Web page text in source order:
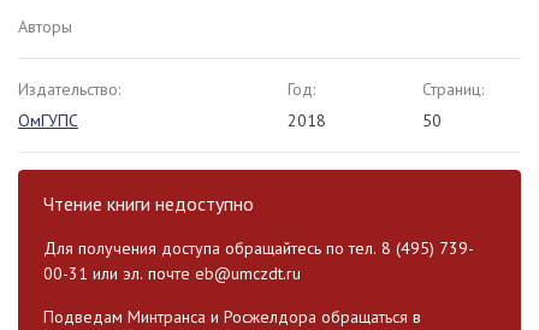
Авторы
Издательство:
ОмГУПС
Год:
2018
Страниц:
50
Чтение книги недоступно
Для получения доступа обращайтесь по тел. 8 (495) 739-
00-31 или эл. почте eb@umczdt.ru
Подведам Минтранса и Росжелдора обращаться в